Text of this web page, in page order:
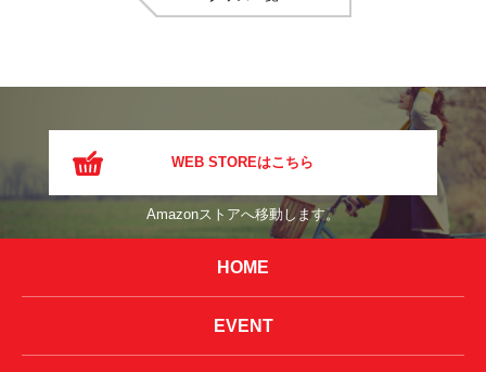
WEB STOREはこちら
Amazonストアへ移動します。
HOME
EVENT